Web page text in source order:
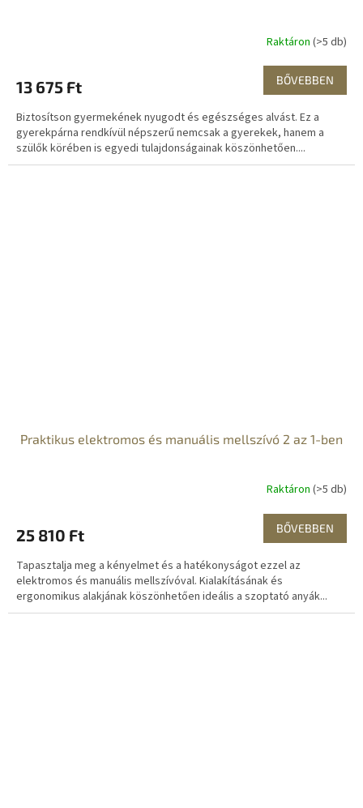
Raktáron (>5 db)
13 675 Ft BŐVEBBEN
Biztosítson gyermekének nyugodt és egészséges alvást. Ez a
gyerekpárna rendkívül népszerű nemcsak a gyerekek, hanem a
szülők körében is egyedi tulajdonságainak köszönhetően....
Praktikus elektromos és manuális mellszívó 2 az 1-ben
Raktáron (>5 db)
25 810 Ft BŐVEBBEN
Tapasztalja meg a kényelmet és a hatékonyságot ezzel az
elektromos és manuális mellszívóval. Kialakításának és
ergonomikus alakjának köszönhetően ideális a szoptató anyák...